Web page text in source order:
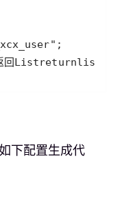
回Listreturnlist
下配置生成代